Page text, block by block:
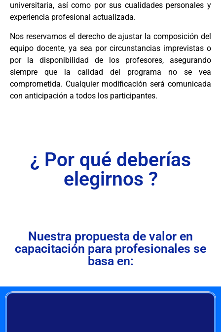
universitaria, así como por sus cualidades personales y
experiencia profesional actualizada.
Nos reservamos el derecho de ajustar la composición del
equipo docente, ya sea por circunstancias imprevistas o
por la disponibilidad de los profesores, asegurando
siempre que la calidad del programa no se vea
comprometida. Cualquier modificación será comunicada
con anticipación a todos los participantes.
¿ Por qué deberías
elegirnos ?
Nuestra propuesta de valor en
capacitación para profesionales se
basa en: